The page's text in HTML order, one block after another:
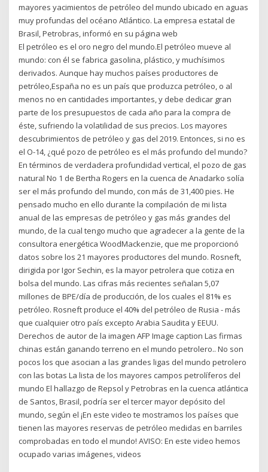
mayores yacimientos de petróleo del mundo ubicado en aguas
muy profundas del océano Atlántico. La empresa estatal de
Brasil, Petrobras, informó en su página web
El petróleo es el oro negro del mundo.El petróleo mueve al
mundo: con él se fabrica gasolina, plástico, y muchísimos
derivados. Aunque hay muchos países productores de
petróleo,España no es un país que produzca petróleo, o al
menos no en cantidades importantes, y debe dedicar gran
parte de los presupuestos de cada año para la compra de
éste, sufriendo la volatilidad de sus precios. Los mayores
descubrimientos de petróleo y gas del 2019. Entonces, si no es
el O-14, ¿qué pozo de petróleo es el más profundo del mundo?
En términos de verdadera profundidad vertical, el pozo de gas
natural No 1 de Bertha Rogers en la cuenca de Anadarko solía
ser el más profundo del mundo, con más de 31,400 pies. He
pensado mucho en ello durante la compilación de mi lista
anual de las empresas de petróleo y gas más grandes del
mundo, de la cual tengo mucho que agradecer a la gente de la
consultora energética WoodMackenzie, que me proporcionó
datos sobre los 21 mayores productores del mundo. Rosneft,
dirigida por Igor Sechin, es la mayor petrolera que cotiza en
bolsa del mundo. Las cifras más recientes señalan 5,07
millones de BPE/día de producción, de los cuales el 81% es
petróleo. Rosneft produce el 40% del petróleo de Rusia - más
que cualquier otro país excepto Arabia Saudita y EEUU.
Derechos de autor de la imagen AFP Image caption Las firmas
chinas están ganando terreno en el mundo petrolero.. No son
pocos los que asocian a las grandes ligas del mundo petrolero
con las botas La lista de los mayores campos petrolíferos del
mundo El hallazgo de Repsol y Petrobras en la cuenca atlántica
de Santos, Brasil, podría ser el tercer mayor depósito del
mundo, según el ¡En este video te mostramos los países que
tienen las mayores reservas de petróleo medidas en barriles
comprobadas en todo el mundo! AVISO: En este video hemos
ocupado varias imágenes, videos